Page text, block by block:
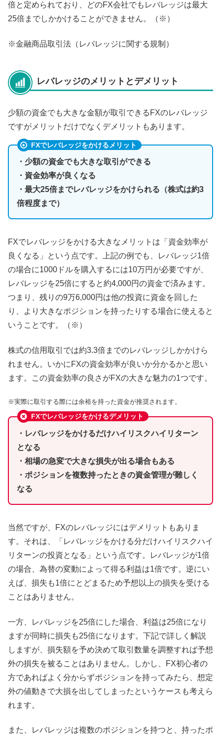
倍と定められており、どのFX会社でもレバレッジは最大
25倍までしかかけることができません。（※）
※金融商品取引法（レバレッジに関する規制）
レバレッジのメリットとデメリット
少額の資金でも大きな金額が取引できるFXのレバレッジ
ですがメリットだけでなくデメリットもあります。
FXでレバレッジをかけるメリット
・少額の資金でも大きな取引ができる
・資金効率が良くなる
・最大25倍までレバレッジをかけられる（株式は約3
倍程度まで）
FXでレバレッジをかける大きなメリットは「資金効率が
良くなる」という点です。上記の例でも、レバレッジ1倍
の場合に1000ドルを購入するには10万円が必要ですが、
レバレッジを25倍にすると約4,000円の資金で済みます。
つまり、残りの9万6,000円は他の投資に資金を回した
り、より大きなポジションを持ったりする場合に使えると
いうことです。（※）
株式の信用取引では約3.3倍までのレバレッジしかかけら
れません。いかにFXの資金効率が良いか分かるかと思い
ます。この資金効率の良さがFXの大きな魅力の1つです。
※実際に取引する際には余裕を持った資金が推奨されます。
FXでレバレッジをかけるデメリット
・レバレッジをかけるだけハイリスクハイリターン
となる
・相場の急変で大きな損失が出る場合もある
・ポジションを複数持ったときの資金管理が難しく
なる
当然ですが、FXのレバレッジにはデメリットもありま
す。それは、「レバレッジをかける分だけハイリスクハイ
リターンの投資となる」という点です。レバレッジが1倍
の場合、為替の変動によって得る利益は1倍です。逆にい
えば、損失も1倍にとどまるため予想以上の損失を受ける
ことはありません。
一方、レバレッジを25倍にした場合、利益は25倍になり
ますが同時に損失も25倍になります。下記で詳しく解説
しますが、損失額を予め決めて取引数量を調整すれば予想
外の損失を被ることはありません。しかし、FX初心者の
方であればよく分からずポジションを持ってみたら、想定
外の値動きで大損を出してしまったというケースも考えら
れます。
また、レバレッジは複数のポジションを持つと、持ったポ